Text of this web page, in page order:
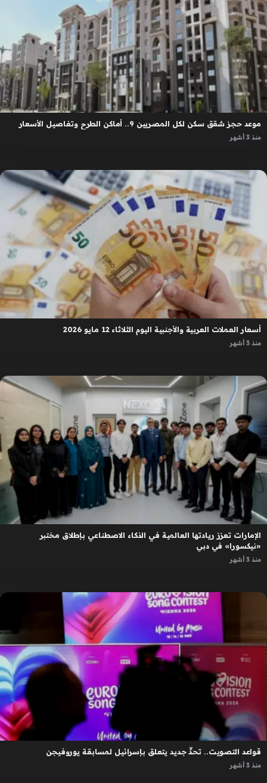
موعد حجز شقق سكن لكل المصريين 9.. أماكن الطرح وتفاصيل الأسعار
منذ 3 أشهر
أسعار العملات العربية والأجنبية اليوم الثلاثاء 12 مايو 2026
منذ 3 أشهر
الإمارات تعزز ريادتها العالمية في الذكاء الاصطناعي بإطلاق مختبر
«نيكسورا» في دبي
منذ 3 أشهر
قواعد التصويت.. تحدٍّ جديد يتعلق بإسرائيل لمسابقة يوروفيجن
منذ 3 أشهر